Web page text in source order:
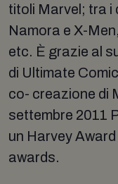
titoli Marvel; tra i
Namora e X-
etc. È grazie al
di Ultimate
co- creazione di
settembre 2011
un Harvey
awards.